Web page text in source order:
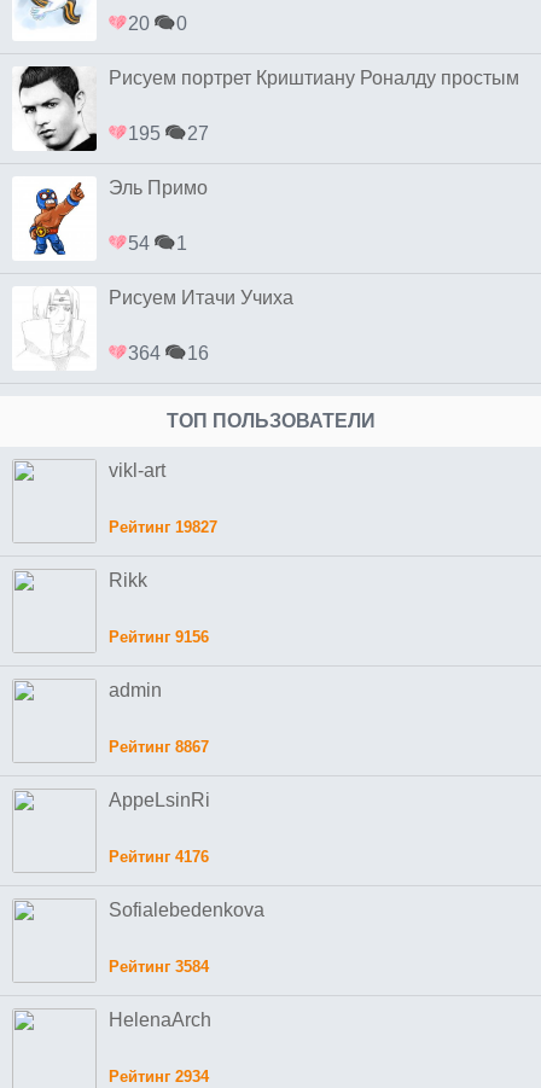
20 0
Рисуем портрет Криштиану Роналду простым
195 27
Эль Примо
54 1
Рисуем Итачи Учиха
364 16
ТОП ПОЛЬЗОВАТЕЛИ
vikl-art
Рейтинг 19827
Rikk
Рейтинг 9156
admin
Рейтинг 8867
AppeLsinRi
Рейтинг 4176
Sofialebedenkova
Рейтинг 3584
HelenaArch
Рейтинг 2934